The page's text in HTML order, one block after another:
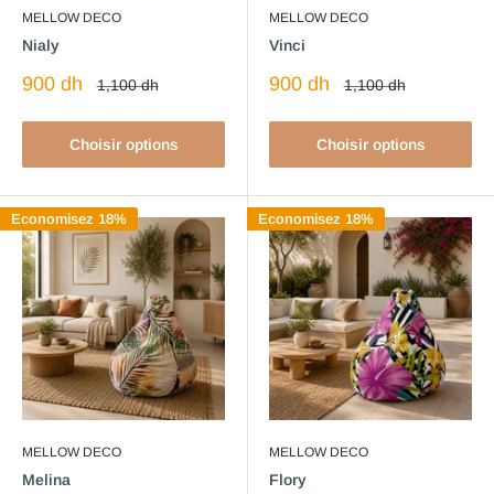
MELLOW DECO
Nialy
Prix
900 dh
Prix
normal
1,100 dh
Choisir options
MELLOW DECO
Vinci
Prix
900 dh
Prix
normal
1,100 dh
Choisir options
Economisez 18%
MELLOW DECO
Melina
Economisez 18%
MELLOW DECO
Flory